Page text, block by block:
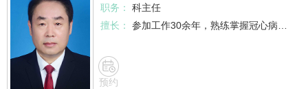
职务：
科主任
擅长：
参加工作30余年，熟练掌握冠心病、心
预约